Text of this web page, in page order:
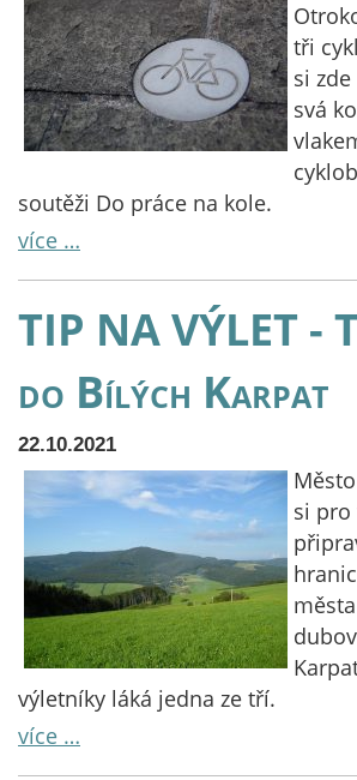
tři
si
svá
soutěži Do práce na kole.
více …
TIP NA VÝLET -
do Bílých Karpat
22.10.2021
si
výletníky láká jedna ze tří.
více …